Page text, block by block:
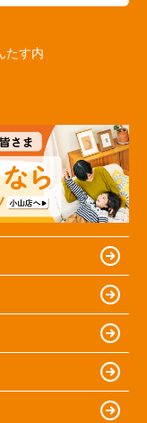
たす内